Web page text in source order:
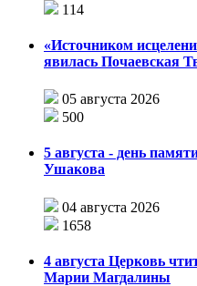
114
«Источником
явилась Почаевская
05 августа 2026
500
5 августа - день
Ушакова
04 августа 2026
1658
4 августа Церковь
Марии Магдалины